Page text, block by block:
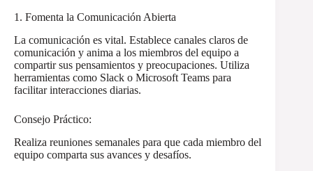
1. Fomenta la Comunicación Abierta
La comunicación es vital. Establece canales claros de
comunicación y anima a los miembros del equipo a
compartir sus pensamientos y preocupaciones. Utiliza
herramientas como Slack o Microsoft Teams para
facilitar interacciones diarias.
Consejo Práctico:
Realiza reuniones semanales para que cada miembro del
equipo comparta sus avances y desafíos.